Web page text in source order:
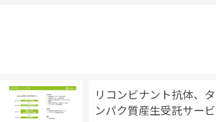
リコンビナント抗体、タ
ンパク質産生受託サービ